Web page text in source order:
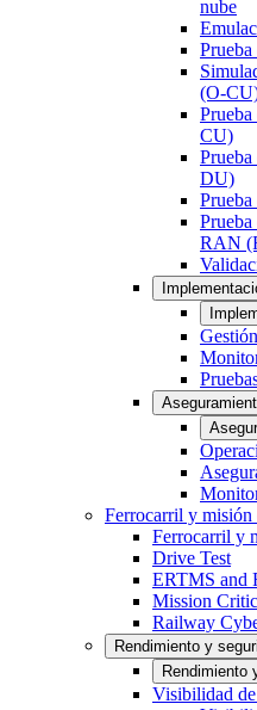
nube
Prueba
(O-
CU)
DU)
RAN
Ferrocarril y misión
Ferrocarril y
Drive Test
ERTMS and
Mission
Railway
Rendimiento y
Rendimiento
Visibilidad